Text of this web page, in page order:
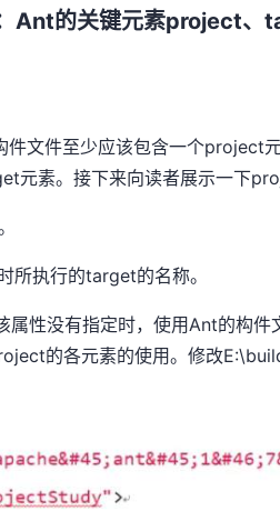
Ant的关键元素project
文件至少应该包含一个project
素。接下来向读者展示一下
执行的target的名称。
性没有指定时，使用Ant的构件
的各元素的使用。修改